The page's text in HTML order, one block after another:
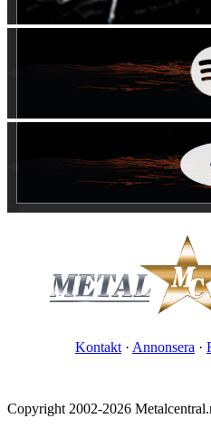
Kontakt · Annonsera ·
Copyright 2002-2026